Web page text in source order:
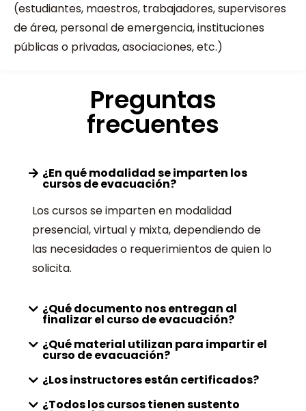
(estudiantes, maestros, trabajadores, supervisores
de área, personal de emergencia, instituciones
públicas o privadas, asociaciones, etc.)
Preguntas
frecuentes
¿En qué modalidad se imparten los
cursos de evacuación?
Los cursos se imparten en modalidad
presencial, virtual y mixta, dependiendo de
las necesidades o requerimientos de quien lo
solicita.
¿Qué documento nos entregan al
finalizar el curso de evacuación?
¿Qué material utilizan para impartir el
curso de evacuación?
¿Los instructores están certificados?
¿Todos los cursos tienen sustento